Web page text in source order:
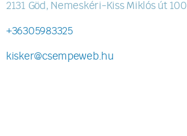
2131 Göd, Nemeskéri-Kiss Miklós út 100.
+36305983325
kisker@csempeweb.hu